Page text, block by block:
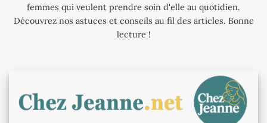
femmes qui veulent prendre soin d'elle au quotidien.
Découvrez nos astuces et conseils au fil des articles. Bonne
lecture !